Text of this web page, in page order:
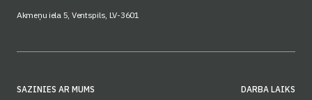
Akmeņu iela 5, Ventspils, LV-3601
SAZINIES AR MUMS DARBA LAIKS